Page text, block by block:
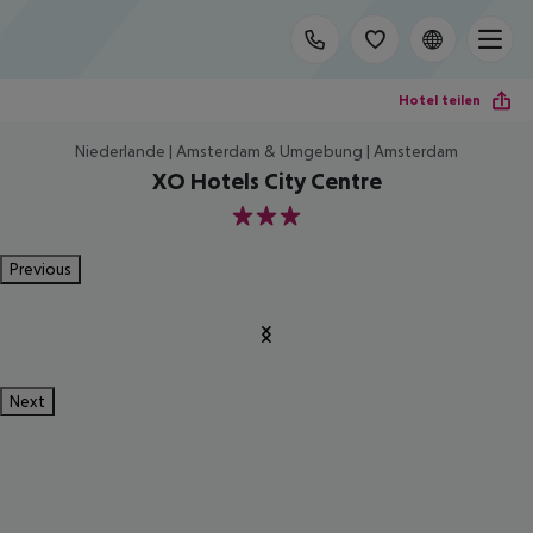
Hotel teilen
Niederlande | Amsterdam & Umgebung | Amsterdam
XO Hotels City Centre
3
Previous
Next